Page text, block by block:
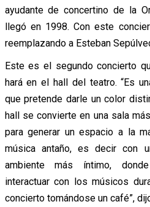
ayudante de concertino de la
llegó en 1998. Con este
reemplazando a Esteban
Este es el segundo concierto
hará en el hall del teatro. “Es
que pretende darle un color
hall se convierte en una sala
para generar un espacio a la
música antaño, es decir con
ambiente más íntimo,
interactuar con los músicos
concierto tomándose un café”,